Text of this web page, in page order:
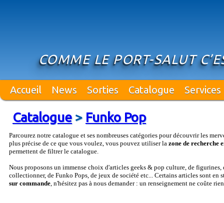
COMME LE PORT-SALUT
Accueil News Sorties Catalogue Services
Catalogue> Funko Pop
Parcourez notre catalogue et ses nombreuses catégories pour découvrir les
plus précise de ce que vous voulez, vous pouvez utiliser la zone de recherche
permettent de filtrer le catalogue.
Nous proposons un immense choix d'articles geeks & pop culture, de figurines,
collectionner, de Funko Pops, de jeux de société etc... Certains articles sont en
sur commande, n'hésitez pas à nous demander : un renseignement ne coûte